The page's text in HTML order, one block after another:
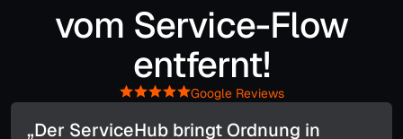
vom Service-Flow
entfernt!
Google Reviews
„Der ServiceHub bringt Ordnung in